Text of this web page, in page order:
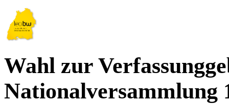
Wahl zur
Nationalversammlung